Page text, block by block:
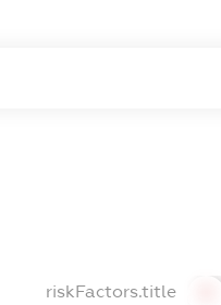
riskFactors.title